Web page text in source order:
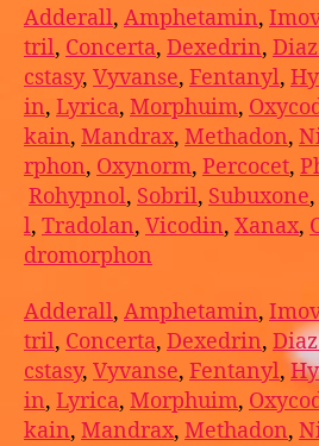
Adderall, Amphetamin,
tril, Concerta, Dexedrin,
cstasy, Vyvanse, Fentanyl,
in, Lyrica, Morphuim,
kain, Mandrax, Methadon,
rphon, Oxynorm, Percocet,
Rohypnol, Sobril, Subuxone,
l, Tradolan, Vicodin, Xanax,
dromorphon
Adderall, Amphetamin,
tril, Concerta, Dexedrin,
cstasy, Vyvanse, Fentanyl,
in, Lyrica, Morphuim,
kain, Mandrax, Methadon,